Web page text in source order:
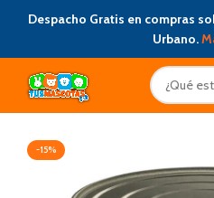
Despacho Gratis en compras
Urbano.
-15%